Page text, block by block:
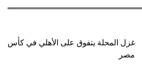
غزل المحلة يتفوق على الأهلي في كأس
مصر